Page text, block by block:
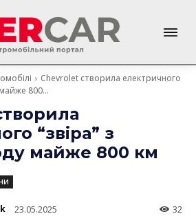
Chevrolet створила електричного
800...
“звіра” з
майже 800 км
23.05.2025 32